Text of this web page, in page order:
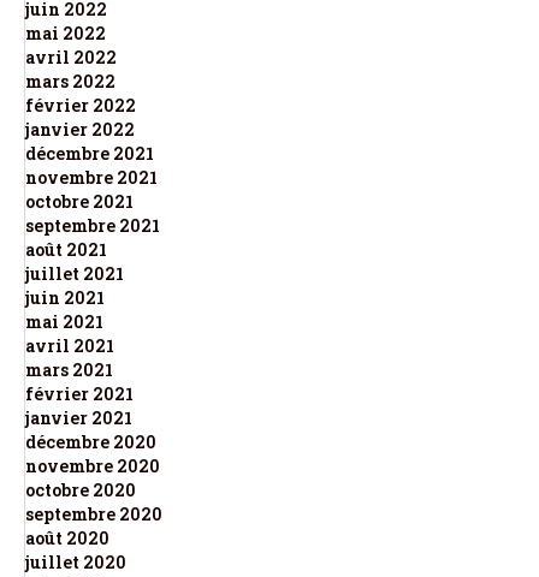
juin 2022
mai 2022
avril 2022
mars 2022
février 2022
janvier 2022
décembre 2021
novembre 2021
octobre 2021
septembre 2021
août 2021
juillet 2021
juin 2021
mai 2021
avril 2021
mars 2021
février 2021
janvier 2021
décembre 2020
novembre 2020
octobre 2020
septembre 2020
août 2020
juillet 2020